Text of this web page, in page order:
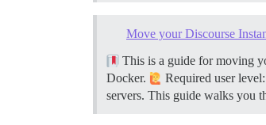
Move your Discourse
This is a guide for moving
Docker.
Required user
servers. This guide walks you